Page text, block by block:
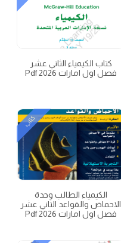
كتاب الكيمياء الثاني عشر
فصل اول امارات 2026 Pdf
الكيمياء الطالب وحدة
الاحماض والقواعد الثاني عشر
فصل اول امارات 2026 Pdf
كتاب